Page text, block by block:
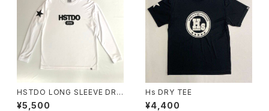
HSTDO LONG SLEEVE DRY
TEE
¥5,500
Hs DRY TEE
¥4,400